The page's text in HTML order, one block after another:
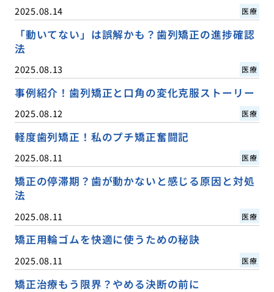
2025.08.14 医療
「動いてない」は誤解かも？歯列矯正の進捗確認
法
2025.08.13 医療
事例紹介！歯列矯正と口角の変化克服ストーリー
2025.08.12 医療
軽度歯列矯正！私のプチ矯正奮闘記
2025.08.11 医療
矯正の停滞期？歯が動かないと感じる原因と対処
法
2025.08.11 医療
矯正用輪ゴムを快適に使うための秘訣
2025.08.11 医療
矯正治療もう限界？やめる決断の前に